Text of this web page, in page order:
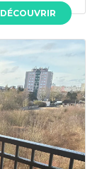
DÉCOUVRIR